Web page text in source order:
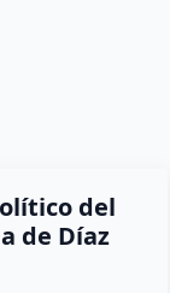
del
de Díaz